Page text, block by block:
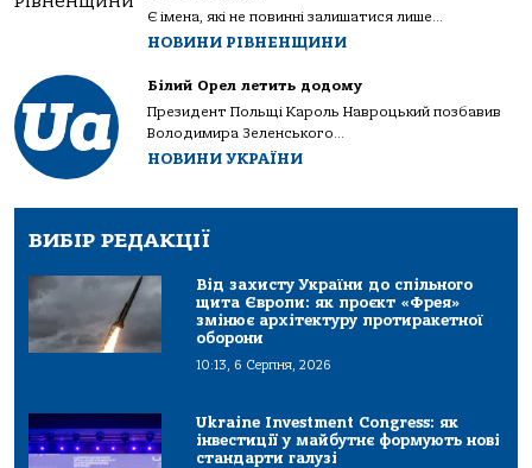
Є імена, які не повинні залишатися лише...
НОВИНИ РІВНЕНЩИНИ
Білий Орел летить додому
Президент Польщі Кароль Навроцький позбавив
Володимира Зеленського...
НОВИНИ УКРАЇНИ
ВИБІР РЕДАКЦІЇ
Від захисту України до спільного
щита Європи: як проєкт «Фрея»
змінює архітектуру протиракетної
оборони
10:13, 6 Серпня, 2026
Ukraine Investment Congress: як
інвестиції у майбутнє формують нові
стандарти галузі